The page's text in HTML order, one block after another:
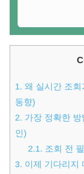
1. 왜 실시간 조회
동향)
2. 가장 정확한
인)
2.1. 조회 전
3. 이제 기다리지